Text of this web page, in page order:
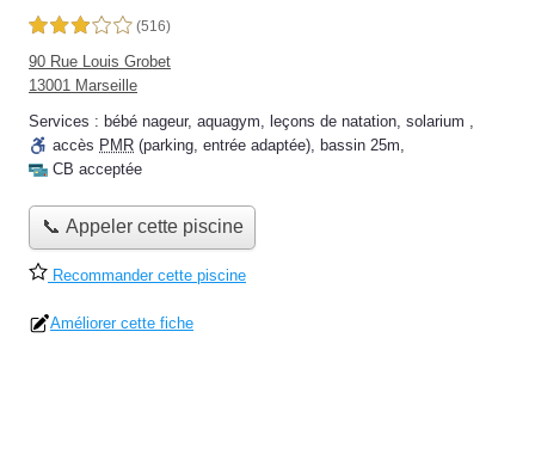
3,0 étoiles sur 5 (516)
90 Rue Louis Grobet
13001 Marseille
Services : bébé nageur, aquagym, leçons de natation, solarium ,
accès PMR (parking, entrée adaptée), bassin 25m,
CB acceptée
📞 Appeler cette piscine
Recommander cette piscine
Améliorer cette fiche